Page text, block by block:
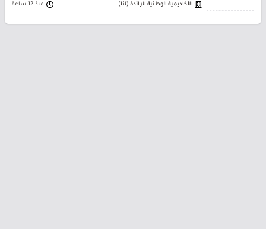
الأكاديمية الوطنية الرائدة (لنا) منذ 12 ساعة